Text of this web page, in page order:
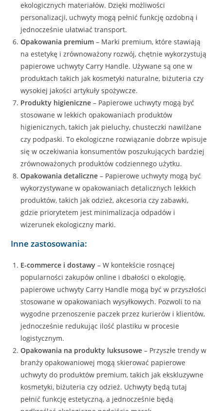
ekologicznych materiałów. Dzięki możliwości
personalizacji, uchwyty mogą pełnić funkcję ozdobną i
jednocześnie ułatwiać transport.
Opakowania premium – Marki premium, które stawiają
na estetykę i zrównoważony rozwój, chętnie wykorzystują
papierowe uchwyty Carry Handle. Używane są one w
produktach takich jak kosmetyki naturalne, biżuteria czy
wysokiej jakości artykuły spożywcze.
Produkty higieniczne – Papierowe uchwyty mogą być
stosowane w lekkich opakowaniach produktów
higienicznych, takich jak pieluchy, chusteczki nawilżane
czy podpaski. To ekologiczne rozwiązanie dobrze wpisuje
się w oczekiwania konsumentów poszukujących bardziej
zrównoważonych produktów codziennego użytku.
Opakowania detaliczne – Papierowe uchwyty mogą być
wykorzystywane w opakowaniach detalicznych lekkich
produktów, takich jak odzież, akcesoria czy zabawki,
gdzie priorytetem jest minimalizacja odpadów i
wizerunek ekologiczny marki.
Inne zastosowania:
E-commerce i dostawy – W kontekście rosnącej
popularności zakupów online i dbałości o ekologię,
papierowe uchwyty Carry Handle mogą być w przyszłości
stosowane w opakowaniach wysyłkowych. Pozwoli to na
wygodne przenoszenie paczek przez kurierów i klientów,
jednocześnie redukując ilość plastiku w procesie
logistycznym.
Opakowania na produkty luksusowe – Przyszłe trendy w
branży opakowaniowej mogą skierować papierowe
uchwyty do produktów premium, takich jak ekskluzywne
kosmetyki, biżuteria czy odzież. Uchwyty będą tutaj
pełnić funkcję estetyczną, a jednocześnie będą